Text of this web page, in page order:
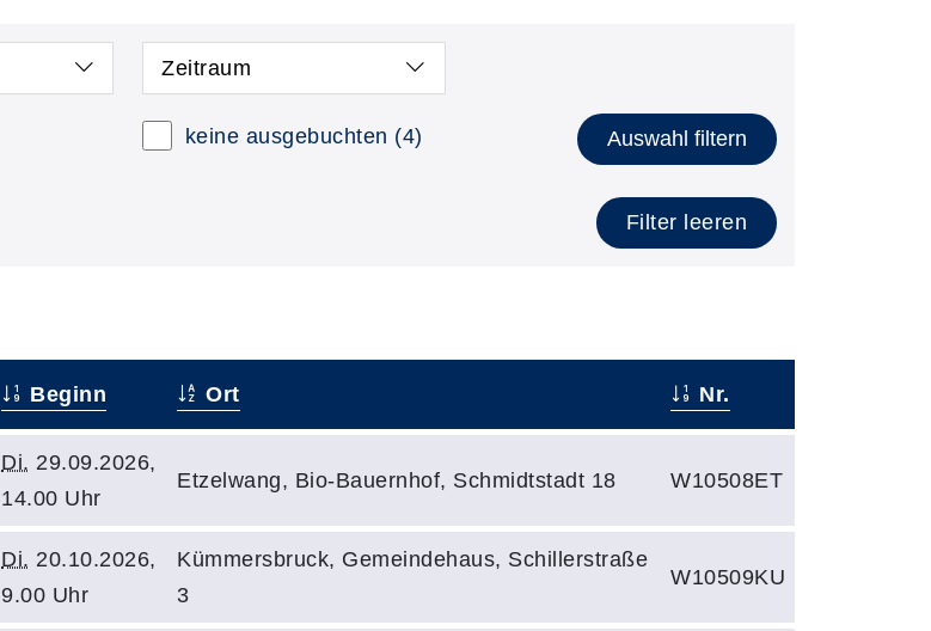
Zeitraum
keine ausgebuchten (4) Auswahl filtern
Filter leeren
Beginn Ort Nr.
Di. 29.09.2026,
14.00 Uhr
Etzelwang, Bio-Bauernhof, Schmidtstadt 18 W10508ET
Di. 20.10.2026,
9.00 Uhr
Kümmersbruck, Gemeindehaus, Schillerstraße
3
W10509KU